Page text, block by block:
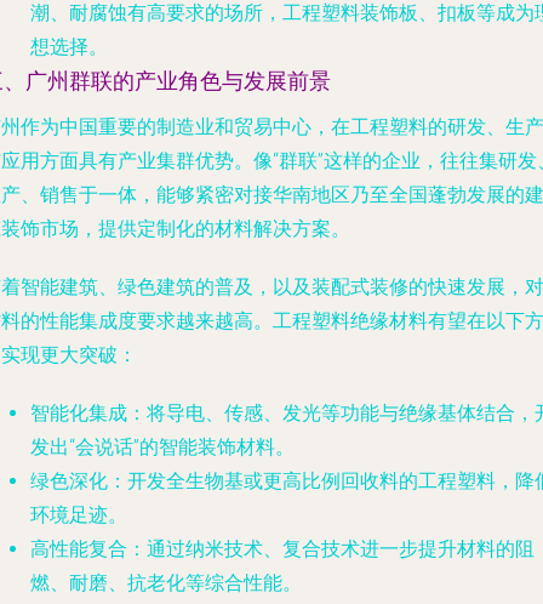
潮、耐腐蚀有高要求的场所，工程塑料装饰板、扣板等成为
想选择。
广州群联的产业角色与发展前景
作为中国重要的制造业和贸易中心，在工程塑料的研发、生产
用方面具有产业集群优势。像“群联”这样的企业，往往集研发
、销售于一体，能够紧密对接华南地区乃至全国蓬勃发展的建
饰市场，提供定制化的材料解决方案。
智能建筑、绿色建筑的普及，以及装配式装修的快速发展，对
的性能集成度要求越来越高。工程塑料绝缘材料有望在以下方
现更大突破：
智能化集成 ：将导电、传感、发光等功能与绝缘基体结合，
发出“会说话”的智能装饰材料。
绿色深化 ：开发全生物基或更高比例回收料的工程塑料，降
环境足迹。
高性能复合 ：通过纳米技术、复合技术进一步提升材料的阻
燃、耐磨、抗老化等综合性能。